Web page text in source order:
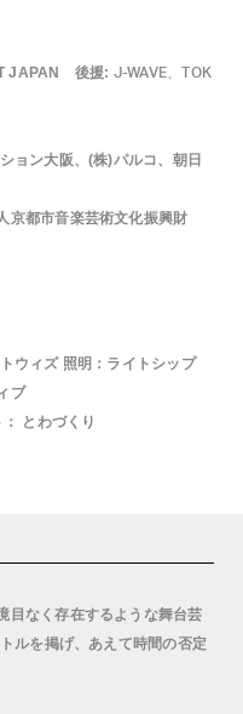
T JAPAN 後援: J-WAVE、TOK
ョン大阪、(株)パルコ、朝日
京都市音楽芸術文化振興財
ウィズ 照明：ライトシップ
ブ
とわづくり
目なく存在するような舞台芸
ルを掲げ、あえて時間の否定